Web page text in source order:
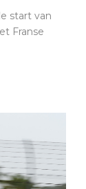
start van
Franse